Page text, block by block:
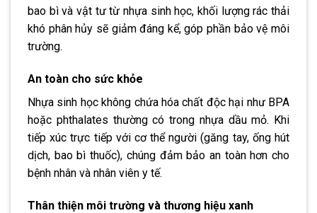
bao bì và vật tư từ nhựa sinh học, khối lượng rác thải
khó phân hủy sẽ giảm đáng kể, góp phần bảo vệ môi
trường.
An toàn cho sức khỏe
Nhựa sinh học không chứa hóa chất độc hại như BPA
hoặc phthalates thường có trong nhựa dầu mỏ. Khi
tiếp xúc trực tiếp với cơ thể người (găng tay, ống hút
dịch, bao bì thuốc), chúng đảm bảo an toàn hơn cho
bệnh nhân và nhân viên y tế.
Thân thiện môi trường và thương hiệu xanh